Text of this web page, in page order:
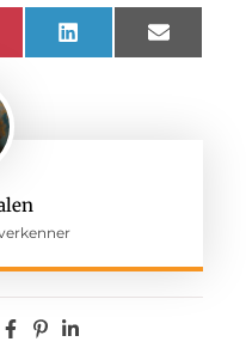
LinkedIn Email